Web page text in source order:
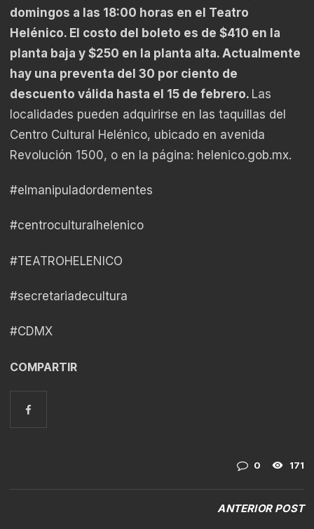
domingos a las 18:00 horas en el Teatro
Helénico. El costo del boleto es de $410 en la
planta baja y $250 en la planta alta. Actualmente
hay una preventa del 30 por ciento de
descuento válida hasta el 15 de febrero. Las
localidades pueden adquirirse en las taquillas del
Centro Cultural Helénico, ubicado en avenida
Revolución 1500, o en la página: helenico.gob.mx.
#elmanipuladordementes
#centroculturalhelenico
#TEATROHELENICO
#secretariadecultura
#CDMX
COMPARTIR
0 171
ANTERIOR POST